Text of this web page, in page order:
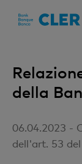
della
06.04.2023 -
dell'art. 53